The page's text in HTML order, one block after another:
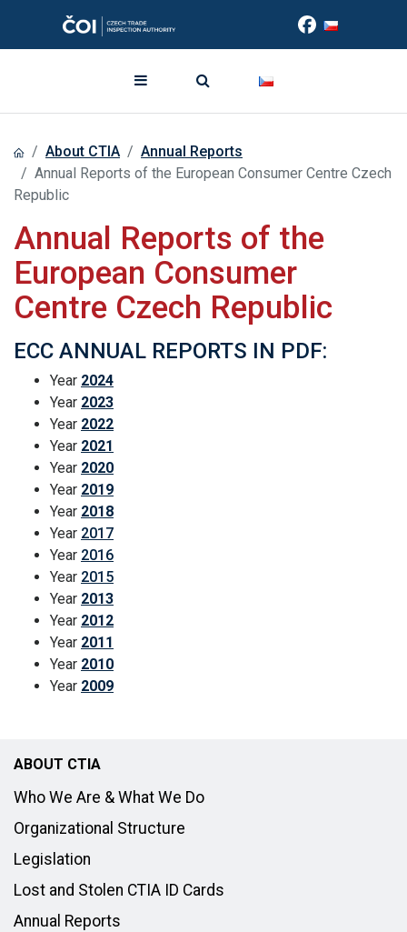
About CTIA
Annual Reports
Annual Reports of the European Consumer Centre Czech
Republic
Annual Reports of the
European Consumer
Centre Czech Republic
ECC ANNUAL REPORTS IN PDF:
Year 2024
Year 2023
Year 2022
Year 2021
Year 2020
Year 2019
Year 2018
Year 2017
Year 2016
Year 2015
Year 2013
Year 2012
Year 2011
Year 2010
Year 2009
ABOUT CTIA
Who We Are & What We Do
Organizational Structure
Legislation
Lost and Stolen CTIA ID Cards
Annual Reports